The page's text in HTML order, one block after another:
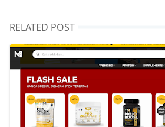
RELATED POST